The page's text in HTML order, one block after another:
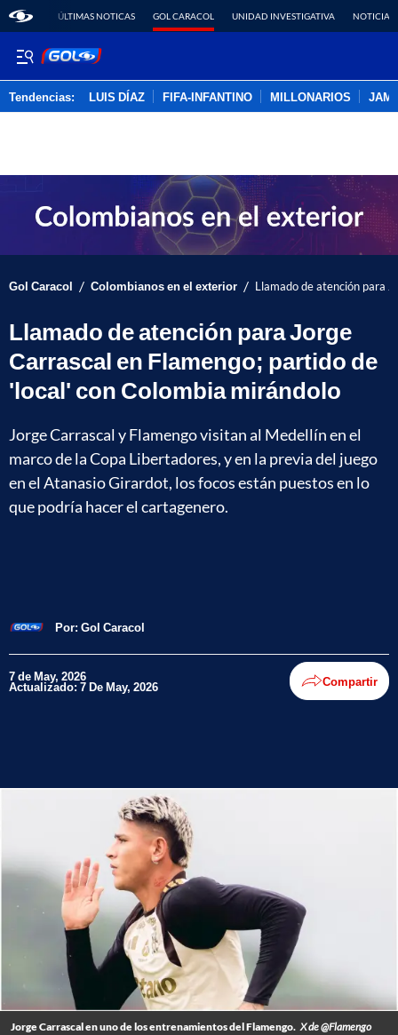
ÚLTIMAS NOTICAS GOL CARACOL UNIDAD INVESTIGATIVA NOTICIAS
Tendencias: LUIS DÍAZ FIFA-INFANTINO MILLONARIOS
Gol Caracol / Colombianos en el exterior / Llamado de atención para
Llamado de atención para Jorge
Carrascal en Flamengo; partido de
'local' con Colombia mirándolo
Jorge Carrascal y Flamengo visitan al Medellín en el
marco de la Copa Libertadores, y en la previa del juego
en el Atanasio Girardot, los focos están puestos en lo
que podría hacer el cartagenero.
Por: Gol Caracol
7 de May, 2026
Actualizado: 7 De May, 2026 Compartir
Jorge Carrascal en uno de los entrenamientos del Flamengo. X de @Flamengo